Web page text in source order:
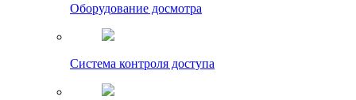
Оборудование досмотра
Система контроля доступа